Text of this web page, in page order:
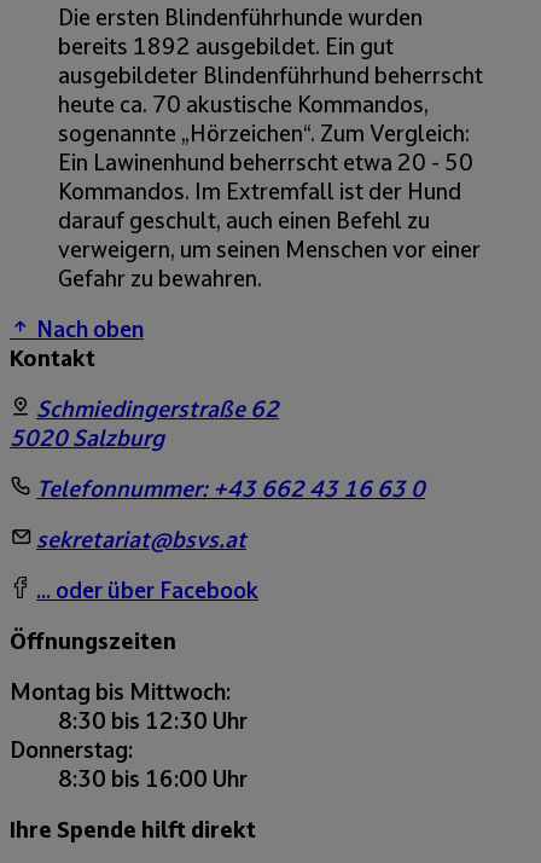
Die ersten Blindenführhunde wurden
bereits 1892 ausgebildet. Ein gut
ausgebildeter Blindenführhund beherrscht
heute ca. 70 akustische Kommandos,
sogenannte „Hörzeichen“. Zum Vergleich:
Ein Lawinenhund beherrscht etwa 20 - 50
Kommandos. Im Extremfall ist der Hund
darauf geschult, auch einen Befehl zu
verweigern, um seinen Menschen vor einer
Gefahr zu bewahren.
Nach oben
Kontakt
Schmiedingerstraße 62
5020 Salzburg
Telefonnummer: +43 662 43 16 63 0
sekretariat@bsvs.at
... oder über Facebook
Öffnungszeiten
Montag bis Mittwoch:
8:30 bis 12:30 Uhr
Donnerstag:
8:30 bis 16:00 Uhr
Ihre Spende hilft direkt